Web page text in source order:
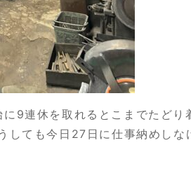
9連休を取れるとこまでたどり
しても今日27日に仕事納めしな